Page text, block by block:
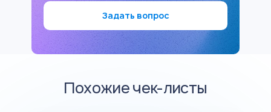
Задать вопрос
Похожие чек-листы